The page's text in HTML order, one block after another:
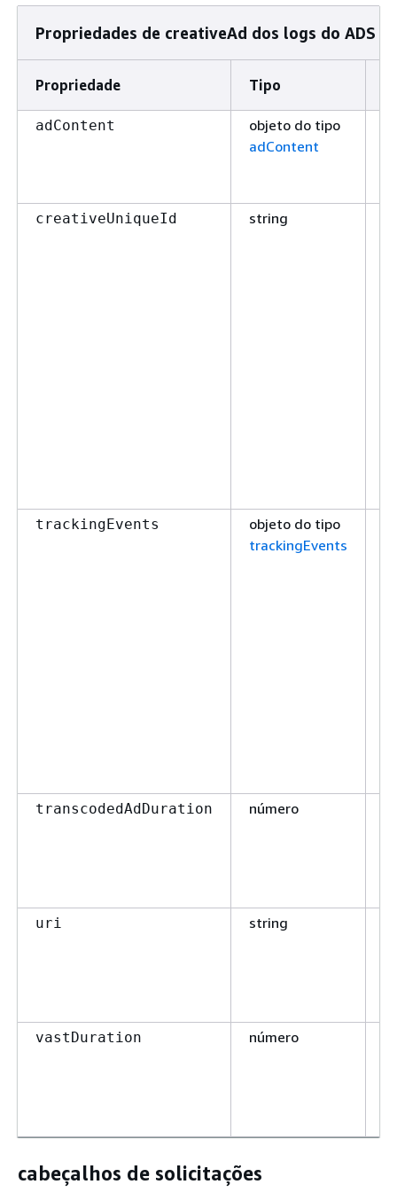
Propriedades de creativeAd dos logs do ADS
Propriedade Tipo
adContent
objeto do tipo
adContent
creativeUniqueId string
trackingEvents
objeto do tipo
trackingEvents
transcodedAdDuration número
uri string
vastDuration número
cabeçalhos de solicitações